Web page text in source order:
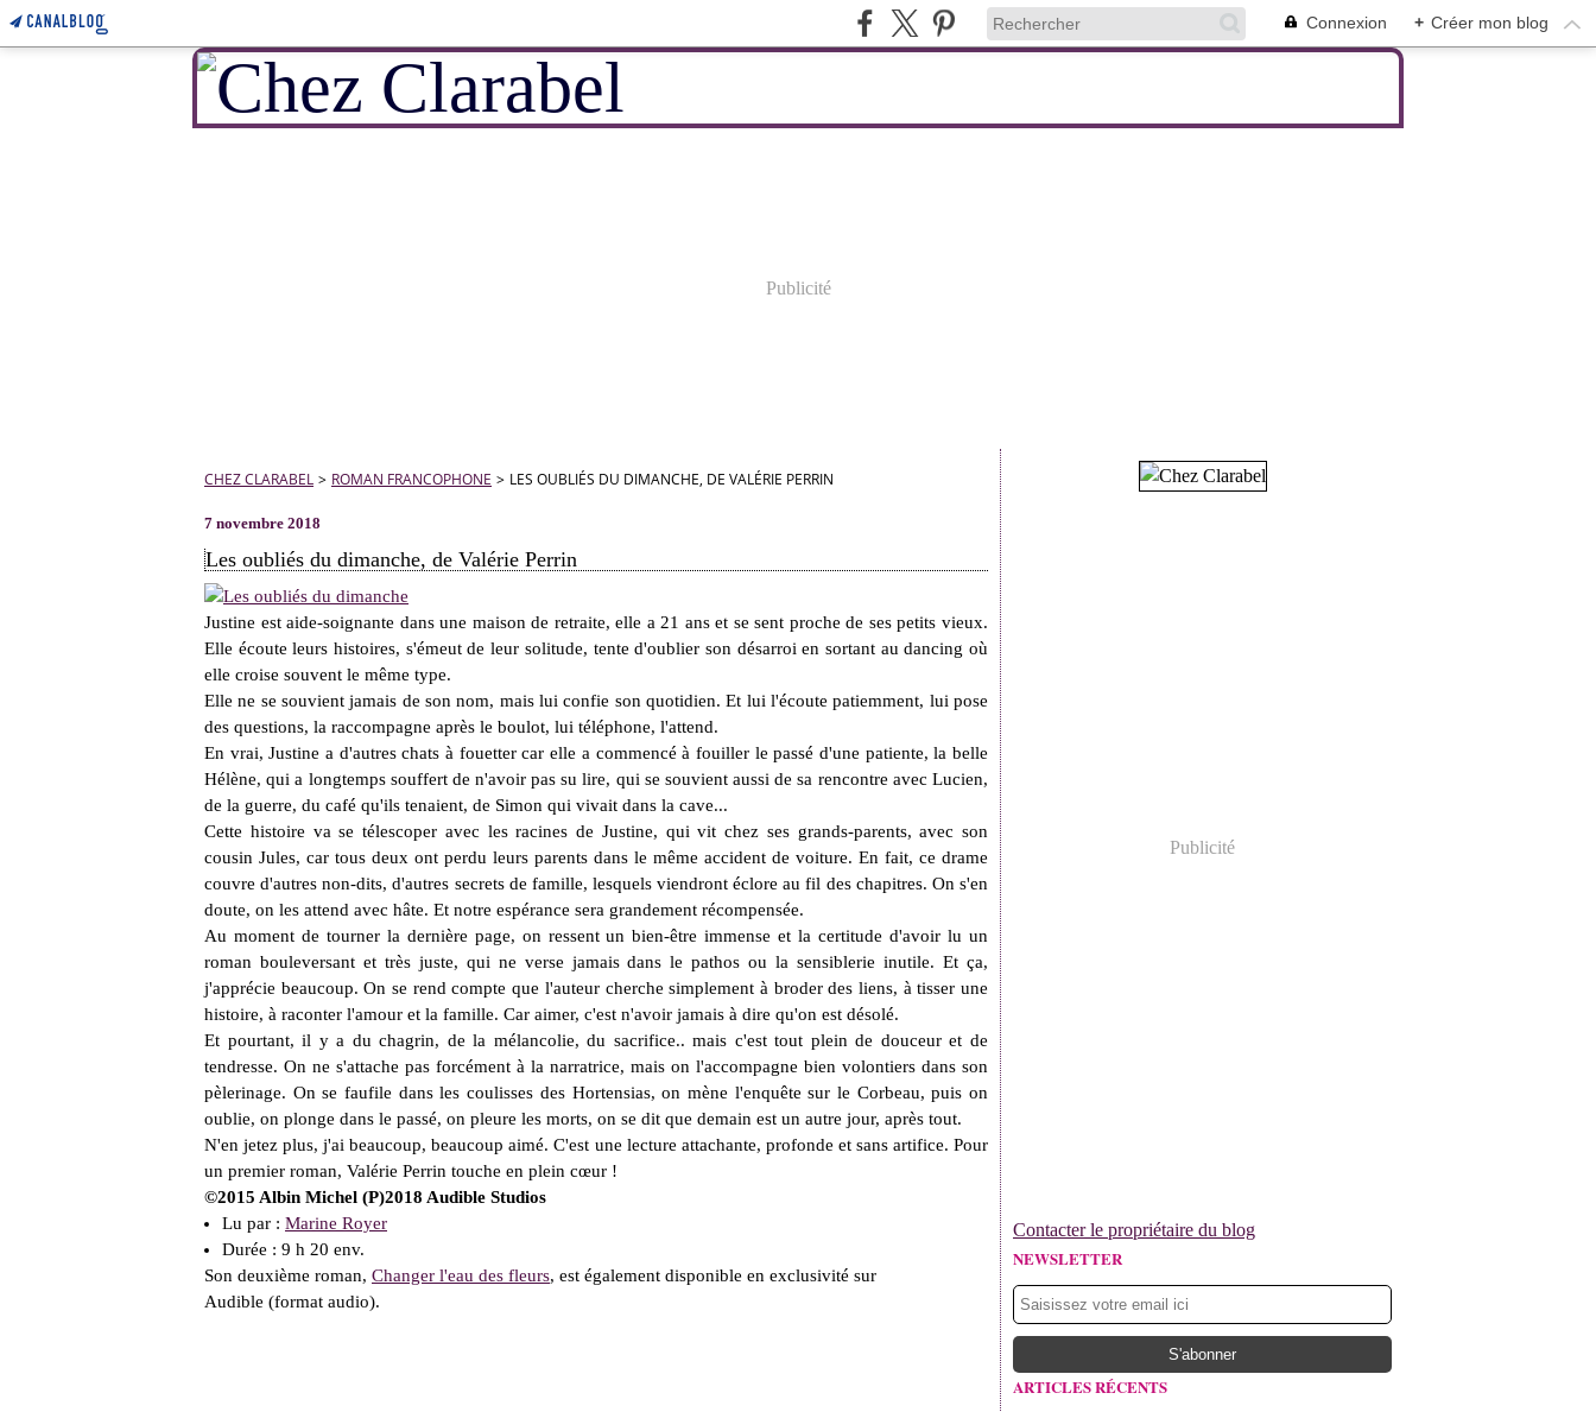
Connexion + Créer mon blog
Publicité
CHEZ CLARABEL > ROMAN FRANCOPHONE > LES OUBLIÉS DU DIMANCHE, DE VALÉRIE PERRIN
7 novembre 2018
Les oubliés du dimanche, de Valérie Perrin
Justine est aide-soignante dans une maison de retraite, elle a 21 ans et se sent proche de ses petits vieux.
Elle écoute leurs histoires, s'émeut de leur solitude, tente d'oublier son désarroi en sortant au dancing où
elle croise souvent le même type.
Elle ne se souvient jamais de son nom, mais lui confie son quotidien. Et lui l'écoute patiemment, lui pose
des questions, la raccompagne après le boulot, lui téléphone, l'attend.
En vrai, Justine a d'autres chats à fouetter car elle a commencé à fouiller le passé d'une patiente, la belle
Hélène, qui a longtemps souffert de n'avoir pas su lire, qui se souvient aussi de sa rencontre avec Lucien,
de la guerre, du café qu'ils tenaient, de Simon qui vivait dans la cave...
Cette histoire va se télescoper avec les racines de Justine, qui vit chez ses grands-parents, avec son
cousin Jules, car tous deux ont perdu leurs parents dans le même accident de voiture. En fait, ce drame
couvre d'autres non-dits, d'autres secrets de famille, lesquels viendront éclore au fil des chapitres. On s'en
doute, on les attend avec hâte. Et notre espérance sera grandement récompensée.
Au moment de tourner la dernière page, on ressent un bien-être immense et la certitude d'avoir lu un
roman bouleversant et très juste, qui ne verse jamais dans le pathos ou la sensiblerie inutile. Et ça,
j'apprécie beaucoup. On se rend compte que l'auteur cherche simplement à broder des liens, à tisser une
histoire, à raconter l'amour et la famille. Car aimer, c'est n'avoir jamais à dire qu'on est désolé.
Et pourtant, il y a du chagrin, de la mélancolie, du sacrifice.. mais c'est tout plein de douceur et de
tendresse. On ne s'attache pas forcément à la narratrice, mais on l'accompagne bien volontiers dans son
pèlerinage. On se faufile dans les coulisses des Hortensias, on mène l'enquête sur le Corbeau, puis on
oublie, on plonge dans le passé, on pleure les morts, on se dit que demain est un autre jour, après tout.
N'en jetez plus, j'ai beaucoup, beaucoup aimé. C'est une lecture attachante, profonde et sans artifice. Pour
un premier roman, Valérie Perrin touche en plein cœur !
©2015 Albin Michel (P)2018 Audible Studios
Lu par : Marine Royer
Durée : 9 h 20 env.
Son deuxième roman, Changer l'eau des fleurs, est également disponible en exclusivité sur
Audible (format audio).
Publicité
Contacter le propriétaire du blog
NEWSLETTER
ARTICLES RÉCENTS